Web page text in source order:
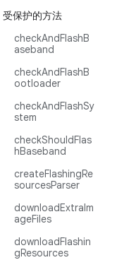
受保护的方法
checkAndFlashB
aseband
checkAndFlashB
ootloader
checkAndFlashSy
stem
checkShouldFlas
hBaseband
createFlashingRe
sourcesParser
downloadExtraIm
ageFiles
downloadFlashin
gResources